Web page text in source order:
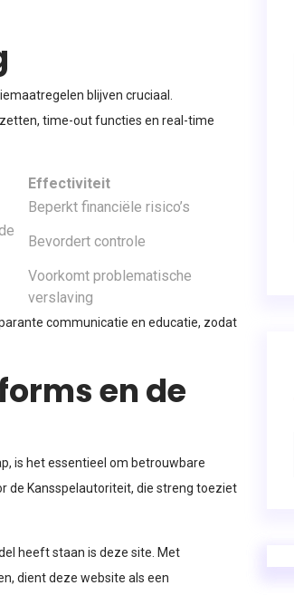
blijven cruciaal.
time-out functies en real-time
Effectiviteit
Beperkt financiële risico’s
Bevordert controle
Voorkomt problematische
verslaving
communicatie en educatie, zodat
en de
is het essentieel om betrouwbare
de Kansspelautoriteit, die streng toeziet
heeft staan is deze site . Met
dient deze website als een